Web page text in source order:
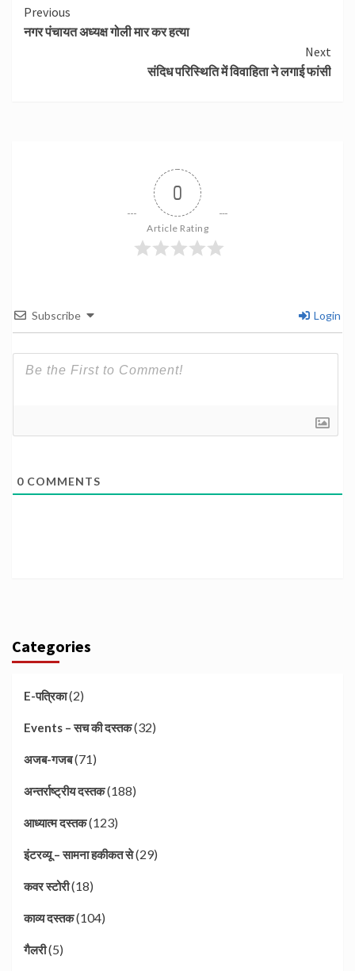
Continue
Reading
Previous
नगर पंचायत अध्यक्ष गोली मार कर हत्या
Next
संदिध परिस्थिति में विवाहिता ने लगाई फांसी
0
Article Rating
Subscribe Login
0 COMMENTS
Categories
E-पत्रिका(2)
Events – सच की दस्तक(32)
अजब-गजब(71)
अन्तर्राष्ट्रीय दस्तक(188)
आध्यात्म दस्तक(123)
इंटरव्यू – सामना हकीकत से(29)
कवर स्टोरी(18)
काव्य दस्तक(104)
गैलरी(5)